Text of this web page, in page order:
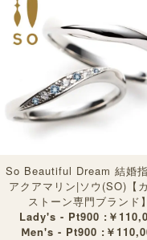
So Beautiful Dream 結婚
アクアマリン|ソウ(SO)【
ストーン専門ブランド】
Lady's - Pt900 :￥
Ⅿen's - Pt900 :￥